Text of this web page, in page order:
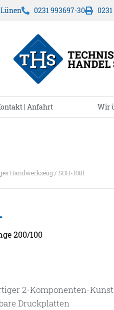
0231 993697-30
| Anfahrt Wir
Handwerkzeug / SOH-1081
200/100
2-Komponenten-
Druckplatten